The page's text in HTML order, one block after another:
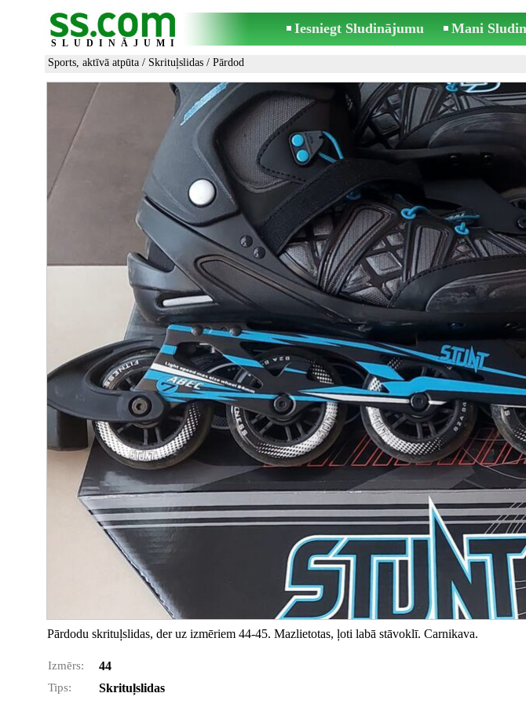
SLUDINĀJUMI
Iesniegt Sludinājumu Mani
Sports, aktīvā atpūta / Skrituļslidas / Pārdod
Pārdodu skrituļslidas, der uz izmēriem 44-45. Mazlietotas, ļoti labā stāvoklī. Carnikava.
Izmērs: 44
Tips: Skrituļslidas